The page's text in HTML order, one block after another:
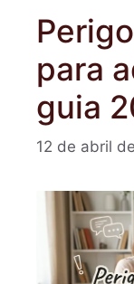
para
guia
12 de abril